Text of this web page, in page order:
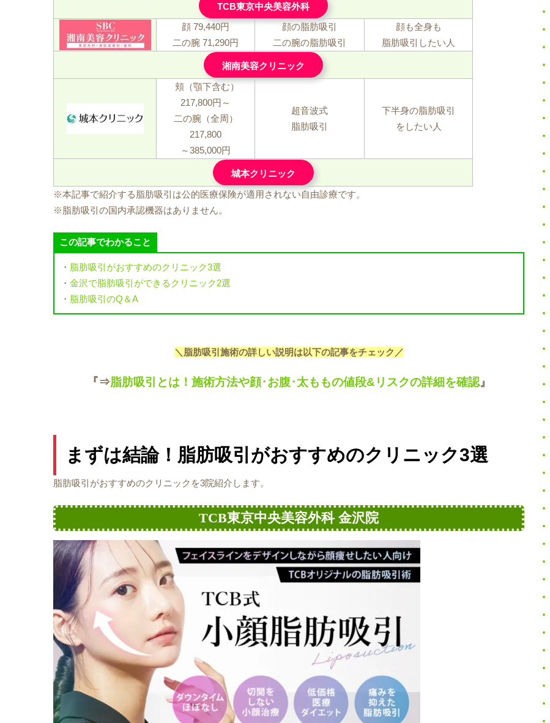
TCB東京中央美容外科
顔 79,440円
二の腕 71,290円
顔の脂肪吸引
二の腕の脂肪吸引
顔も全身も
脂肪吸引したい人
湘南美容クリニック
頬（顎下含む）
217,800円～
二の腕（全周）
217,800
～385,000円
超音波式
脂肪吸引
下半身の脂肪吸引
をしたい人
城本クリニック
※本記事で紹介する脂肪吸引は公的医療保険が適用されない自由診療です。
※脂肪吸引の国内承認機器はありません。
この記事でわかること
・ 脂肪吸引がおすすめのクリニック3選
・ 金沢で脂肪吸引ができるクリニック2選
・ 脂肪吸引のQ＆A
＼脂肪吸引施術の詳しい説明は以下の記事をチェック／
『⇒脂肪吸引とは！施術方法や顔･お腹･太ももの値段&リスクの詳細を確認』
まずは結論！脂肪吸引がおすすめのクリニック3選
脂肪吸引がおすすめのクリニックを3院紹介します。
TCB東京中央美容外科 金沢院